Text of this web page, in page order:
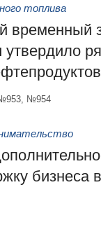
топлива
временный
№953, №954
бизнеса